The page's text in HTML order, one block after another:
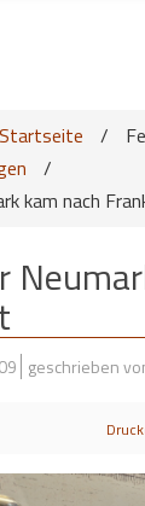
Startseite /
/
kam nach
geschrieben